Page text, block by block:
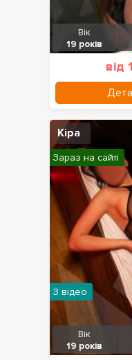
Вік
19 років
від
Кіра
Вік
19 років
Зараз на сайті
З відео